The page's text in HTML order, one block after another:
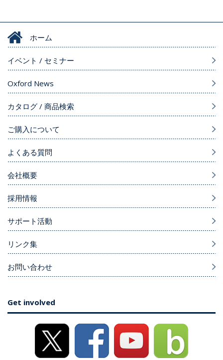
ホーム
イベント / セミナー
Oxford News
カタログ / 商品検索
ご購入について
よくある質問
会社概要
採用情報
サポート活動
リンク集
お問い合わせ
Get involved